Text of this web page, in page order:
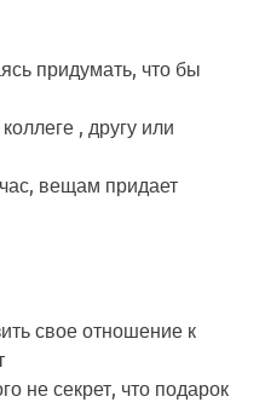
придумать, что бы
, другу или
вещам придает
свое отношение к
не секрет, что подарок